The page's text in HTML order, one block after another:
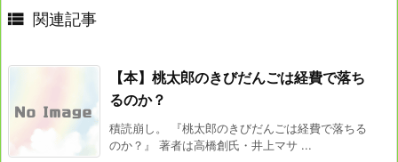
 関連記事
【本】桃太郎のきびだんごは経費で落ち
るのか？
積読崩し。 『桃太郎のきびだんごは経費で落ちる
のか？』 著者は高橋創氏・井上マサ ...